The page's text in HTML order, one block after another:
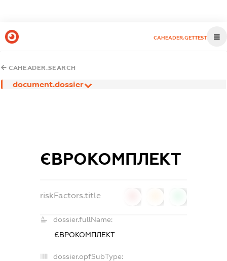
CAHEADER.GETTEST
CAHEADER.SEARCH
document.dossier
ЄВРОКОМПЛЕКТ
riskFactors.title
dossier.fullName:
ЄВРОКОМПЛЕКТ
dossier.opfSubType: